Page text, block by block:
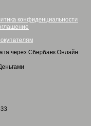
конфиденциальности
через Сбербанк.Онлайн